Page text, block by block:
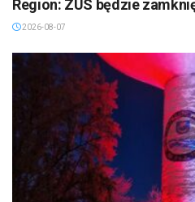
Region: ZUS będzie
2026-08-07